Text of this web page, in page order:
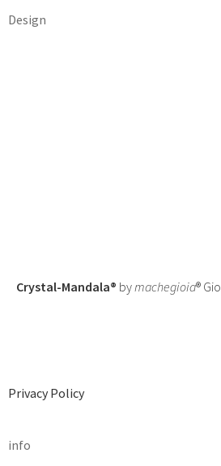
Design
Crystal-Mandala® by machegioia®
Privacy Policy
info